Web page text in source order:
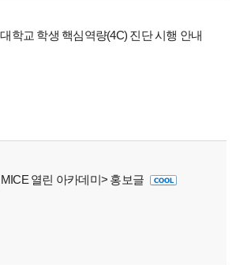
학교 학생 핵심역량(4C) 진단 시행 안내
열린 아카데미> 홍보글